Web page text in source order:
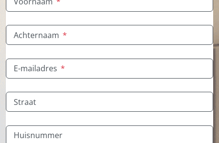
Achternaam *
E-mailadres *
Straat
Huisnummer